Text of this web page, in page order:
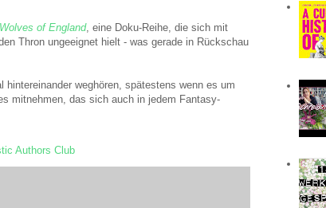
of England, eine Doku-Reihe, die sich mit
Thron ungeeignet hielt - was gerade in Rückschau
hintereinander weghören, spätestens wenn es um
mitnehmen, das sich auch in jedem Fantasy-
Authors Club